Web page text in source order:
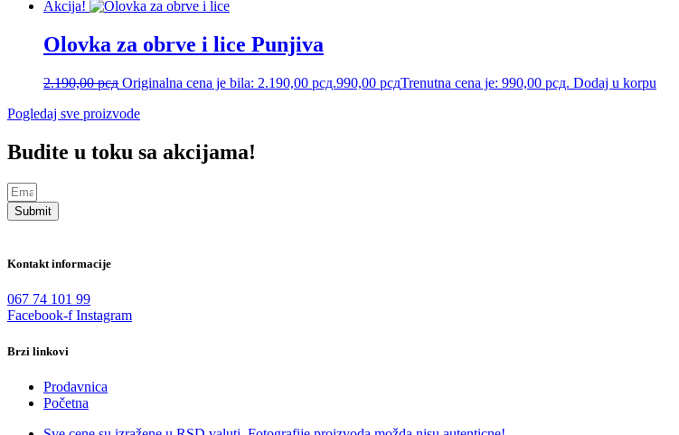
Akcija!
Olovka za obrve i lice Punjiva
2.190,00рсд Originalna cena je bila: 2.190,00 рсд.990,00 рсдTrenutna cena je: 990,00 рсд. Dodaj u korpu
Pogledaj sve proizvode
Budite u toku sa akcijama!
Submit
Kontakt informacije
067 74 101 99
Facebook-f Instagram
Brzi linkovi
Prodavnica
Početna